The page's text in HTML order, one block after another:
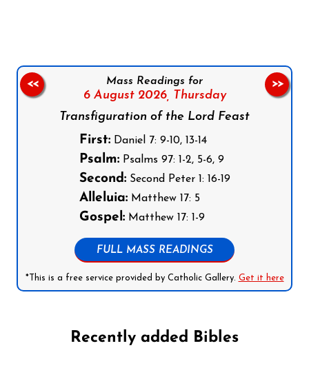
Mass Readings for
6 August 2026, Thursday
Transfiguration of the Lord Feast
First:Daniel 7: 9-10, 13-14
Psalm:Psalms 97: 1-2, 5-6, 9
Second:Second Peter 1: 16-19
Alleluia:Matthew 17: 5
Gospel:Matthew 17: 1-9
FULL MASS READINGS
*This is a free service provided by Catholic Gallery. Get it here
<< >>
Recently added Bibles